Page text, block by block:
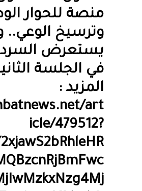
منصة للحوار
وترسيخ الوعي..
يستعرض
في الجلسة
المزيد :
art
icle/479512?